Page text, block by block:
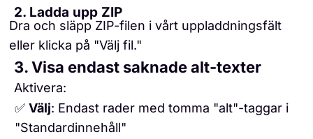
2. Ladda upp ZIP
Dra och släpp ZIP-filen i vårt uppladdningsfält
eller klicka på "Välj fil."
3. Visa endast saknade alt-texter
Aktivera:
✅ Välj: Endast rader med tomma "alt"-taggar i
"Standardinnehåll"